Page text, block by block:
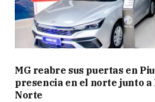
MG reabre sus puertas en
presencia en el norte junto
Norte